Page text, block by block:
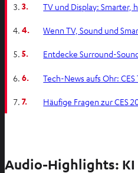
3. TV und Display: Smarter,
4. Wenn TV, Sound und
5. Entdecke Surround-
6. Tech-News aufs Ohr: CES
7. Häufige Fragen zur CES
Audio-Highlights: KI